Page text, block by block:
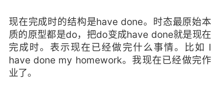
现在完成时的结构是have done。时态最原始本
质的原型都是do，把do变成have done就是现在
完成时。表示现在已经做完什么事情。比如 I
have done my homework。我现在已经做完作
业了。